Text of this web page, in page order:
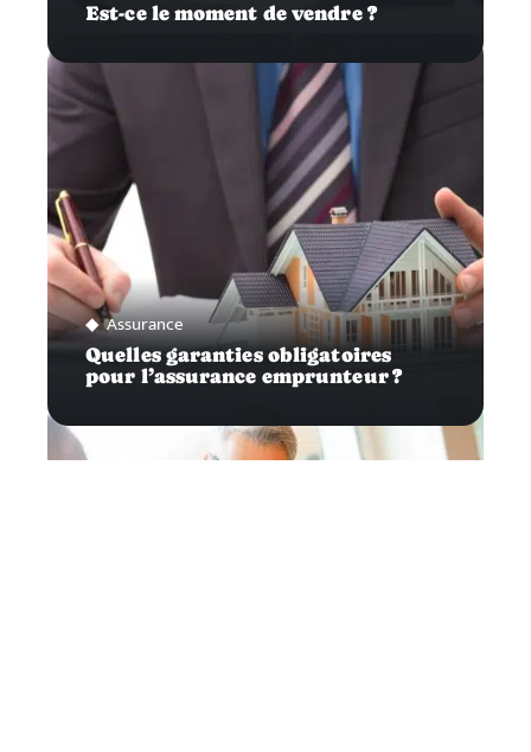
Est-ce le moment de vendre ?
Assurance
Quelles garanties obligatoires
pour l’assurance emprunteur ?